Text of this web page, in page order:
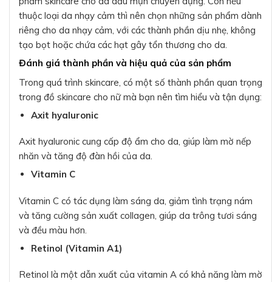
thuộc loại da nhạy cảm thì nên chọn những sản phẩm dành
riêng cho da nhạy cảm, với các thành phần dịu nhẹ, không
tạo bọt hoặc chứa các hạt gây tổn thương cho da.
Đánh giá thành phần và hiệu quả của sản phẩm
Trong quá trình skincare, có một số thành phần quan trọng
trong đồ skincare cho nữ mà bạn nên tìm hiểu và tận dụng:
Axit hyaluronic
Axit hyaluronic cung cấp độ ẩm cho da, giúp làm mờ nếp
nhăn và tăng độ đàn hồi của da.
Vitamin C
Vitamin C có tác dụng làm sáng da, giảm tình trạng nám
và tăng cường sản xuất collagen, giúp da trông tươi sáng
và đều màu hơn.
Retinol (Vitamin A1)
Retinol là một dẫn xuất của vitamin A có khả năng làm mờ